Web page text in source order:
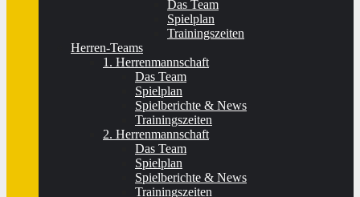
Das Team
Spielplan
Trainingszeiten
Herren-Teams
1. Herrenmannschaft
Das Team
Spielplan
Spielberichte & News
Trainingszeiten
2. Herrenmannschaft
Das Team
Spielplan
Spielberichte & News
Trainingszeiten